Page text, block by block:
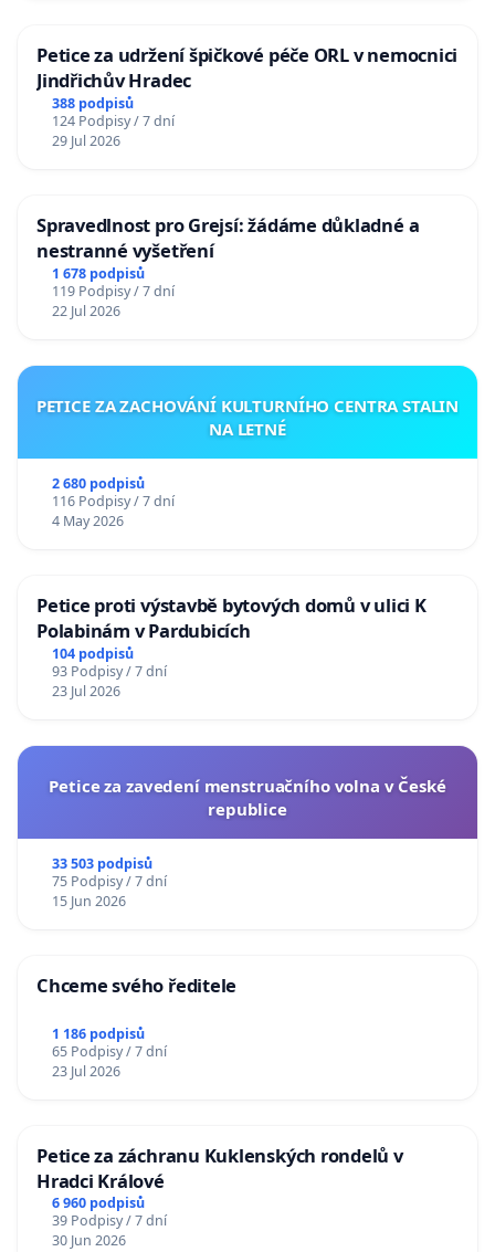
Petice za udržení špičkové péče ORL v nemocnici
Jindřichův Hradec
388 podpisů
124 Podpisy / 7 dní
29 Jul 2026
Spravedlnost pro Grejsí: žádáme důkladné a
nestranné vyšetření
1 678 podpisů
119 Podpisy / 7 dní
22 Jul 2026
PETICE ZA ZACHOVÁNÍ KULTURNÍHO CENTRA STALIN
NA LETNÉ
2 680 podpisů
116 Podpisy / 7 dní
4 May 2026
Petice proti výstavbě bytových domů v ulici K
Polabinám v Pardubicích
104 podpisů
93 Podpisy / 7 dní
23 Jul 2026
Petice za zavedení menstruačního volna v České
republice
33 503 podpisů
75 Podpisy / 7 dní
15 Jun 2026
Chceme svého ředitele
1 186 podpisů
65 Podpisy / 7 dní
23 Jul 2026
Petice za záchranu Kuklenských rondelů v
Hradci Králové
6 960 podpisů
39 Podpisy / 7 dní
30 Jun 2026